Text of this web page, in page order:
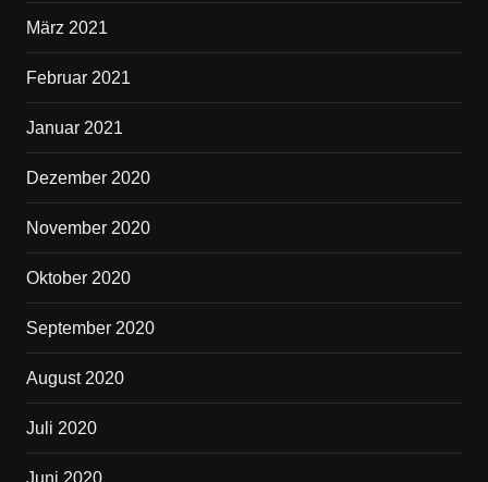
März 2021
Februar 2021
Januar 2021
Dezember 2020
November 2020
Oktober 2020
September 2020
August 2020
Juli 2020
Juni 2020